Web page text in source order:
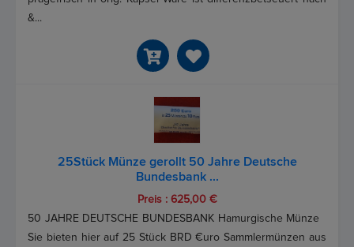
&...
25Stück Münze gerollt 50 Jahre Deutsche
Bundesbank ...
Preis : 625,00 €
50 JAHRE DEUTSCHE BUNDESBANK Hamurgische Münze
Sie bieten hier auf 25 Stück BRD €uro Sammlermünzen aus